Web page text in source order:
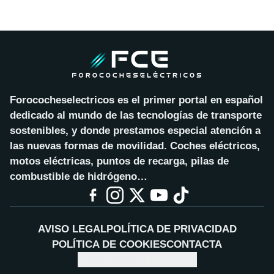
Forococheselectricos es el primer portal en español
dedicado al mundo de las tecnologías de transporte
sostenibles, y donde prestamos especial atención a
las nuevas formas de movilidad. Coches eléctricos,
motos eléctricas, puntos de recarga, pilas de
combustible de hidrógeno…
AVISO LEGALPOLÍTICA DE PRIVACIDAD
POLÍTICA DE COOKIESCONTACTA